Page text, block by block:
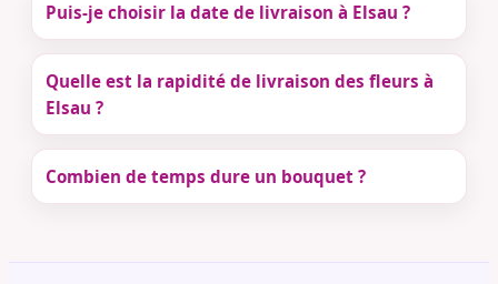
Puis-je choisir la date de livraison à Elsau ?
Quelle est la rapidité de livraison des fleurs à
Elsau ?
Combien de temps dure un bouquet ?